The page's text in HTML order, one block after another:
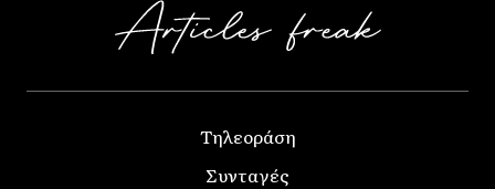
Τηλεοράση
Συνταγές